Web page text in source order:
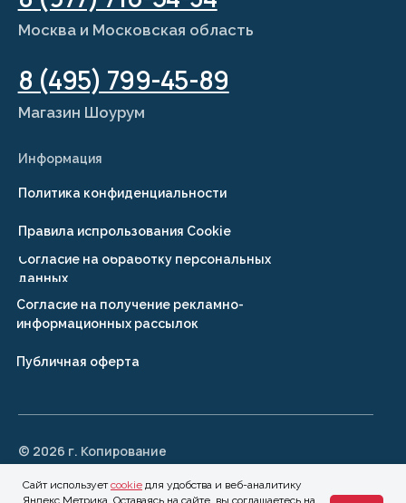
Сайт используетcookie для удобства и веб-аналитику
Яндекс.Метрика. Оставаясь на сайте, вы соглашаетесь на